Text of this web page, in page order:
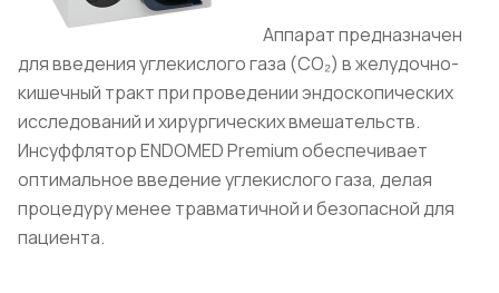
Аппарат предназначен
для введения углекислого газа (СО₂) в желудочно-
кишечный тракт при проведении эндоскопических
исследований и хирургических вмешательств.
Инсуффлятор ENDOMED Premium обеспечивает
оптимальное введение углекислого газа, делая
процедуру менее травматичной и безопасной для
пациента.